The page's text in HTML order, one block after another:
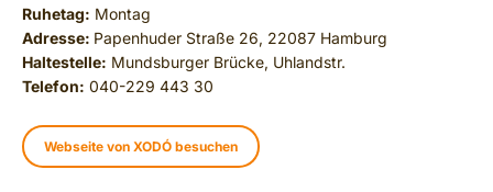
Ruhetag: Montag
Adresse: Papenhuder Straße 26, 22087 Hamburg
Haltestelle: Mundsburger Brücke, Uhlandstr.
Telefon: 040-229 443 30
Webseite von XODÓ besuchen